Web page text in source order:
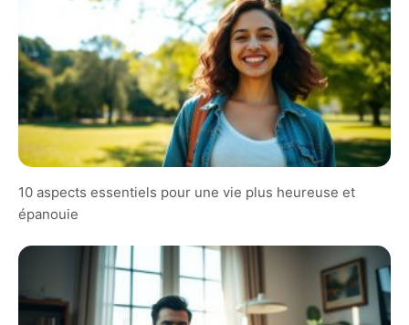
10 aspects essentiels pour une vie plus heureuse et
épanouie